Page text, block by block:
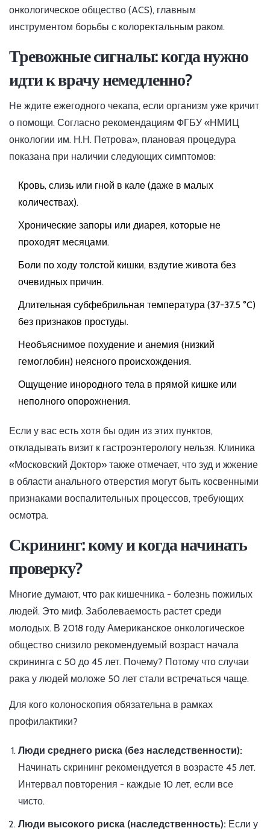
онкологическое общество (ACS), главным
инструментом борьбы с колоректальным раком.
Тревожные сигналы: когда нужно
идти к врачу немедленно?
Не ждите ежегодного чекапа, если организм уже кричит
о помощи. Согласно рекомендациям ФГБУ «НМИЦ
онкологии им. Н.Н. Петрова», плановая процедура
показана при наличии следующих симптомов:
Кровь, слизь или гной в кале (даже в малых
количествах).
Хронические запоры или диарея, которые не
проходят месяцами.
Боли по ходу толстой кишки, вздутие живота без
очевидных причин.
Длительная субфебрильная температура (37-37.5 °C)
без признаков простуды.
Необъяснимое похудение и анемия (низкий
гемоглобин) неясного происхождения.
Ощущение инородного тела в прямой кишке или
неполного опорожнения.
Если у вас есть хотя бы один из этих пунктов,
откладывать визит к гастроэнтерологу нельзя. Клиника
«Московский Доктор» также отмечает, что зуд и жжение
в области анального отверстия могут быть косвенными
признаками воспалительных процессов, требующих
осмотра.
Скрининг: кому и когда начинать
проверку?
Многие думают, что рак кишечника - болезнь пожилых
людей. Это миф. Заболеваемость растет среди
молодых. В 2018 году Американское онкологическое
общество снизило рекомендуемый возраст начала
скрининга с 50 до 45 лет. Почему? Потому что случаи
рака у людей моложе 50 лет стали встречаться чаще.
Для кого колоноскопия обязательна в рамках
профилактики?
Люди среднего риска (без наследственности):
Начинать скрининг рекомендуется в возрасте 45 лет.
Интервал повторения - каждые 10 лет, если все
чисто.
Люди высокого риска (наследственность): Если у